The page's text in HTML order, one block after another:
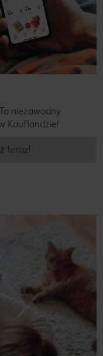
niezawodny
Kauflandzie!
teraz!